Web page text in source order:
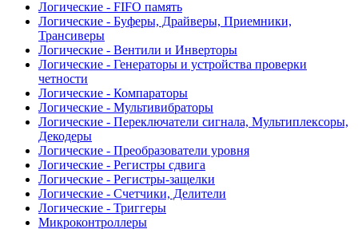
Логические - FIFO память
Логические - Буферы, Драйверы, Приемники,
Трансиверы
Логические - Вентили и Инверторы
Логические - Генераторы и устройства проверки
четности
Логические - Компараторы
Логические - Мультивибраторы
Логические - Переключатели сигнала, Мультиплексоры,
Декодеры
Логические - Преобразователи уровня
Логические - Регистры сдвига
Логические - Регистры-защелки
Логические - Счетчики, Делители
Логические - Триггеры
Микроконтроллеры